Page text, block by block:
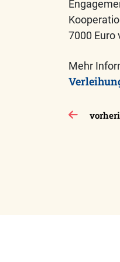
7000 Euro
Mehr